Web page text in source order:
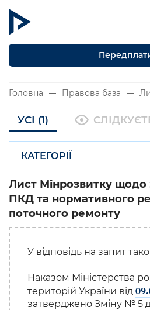
Головна Правова база
УСІ (1)
КАТЕГОРІЇ
Лист Мінрозвитку щодо
ПКД та нормативного
поточного ремонту
У відповідь на запит
Наказом Міністерства
територій України від
затверджено Зміну № 5